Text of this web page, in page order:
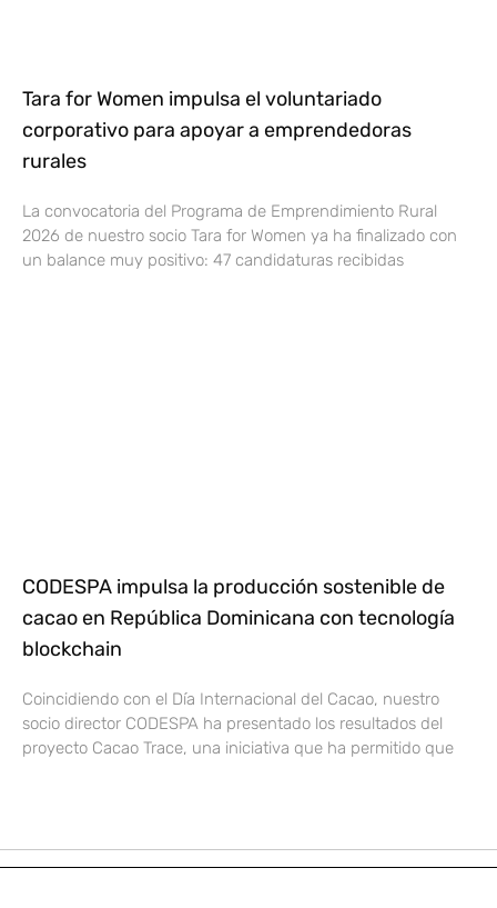
Tara for Women impulsa el voluntariado
corporativo para apoyar a emprendedoras
rurales
La convocatoria del Programa de Emprendimiento Rural
2026 de nuestro socio Tara for Women ya ha finalizado con
un balance muy positivo: 47 candidaturas recibidas
CODESPA impulsa la producción sostenible de
cacao en República Dominicana con tecnología
blockchain
Coincidiendo con el Día Internacional del Cacao, nuestro
socio director CODESPA ha presentado los resultados del
proyecto Cacao Trace, una iniciativa que ha permitido que